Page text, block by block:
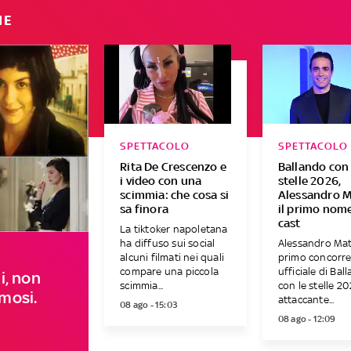
non
Rita De Crescenzo e
i video con una
scimmia: che cosa si
sa finora
SPETTACOLO
La tiktoker napoletana
ha diffuso sui social
alcuni filmati nei quali
compare una piccola
scimmia...
08 ago - 15:03
Ballando con
stelle 2026,
Alessandro
il primo
cast
SPETTACOLO
Alessandro
primo
ufficiale di
con le stelle
attaccante...
08 ago - 12:09